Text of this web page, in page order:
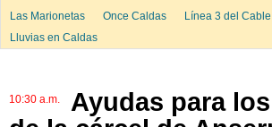
Las Marionetas
Once Caldas Línea 3 del
Lluvias en Caldas
10:30 a.m.
Ayudas para